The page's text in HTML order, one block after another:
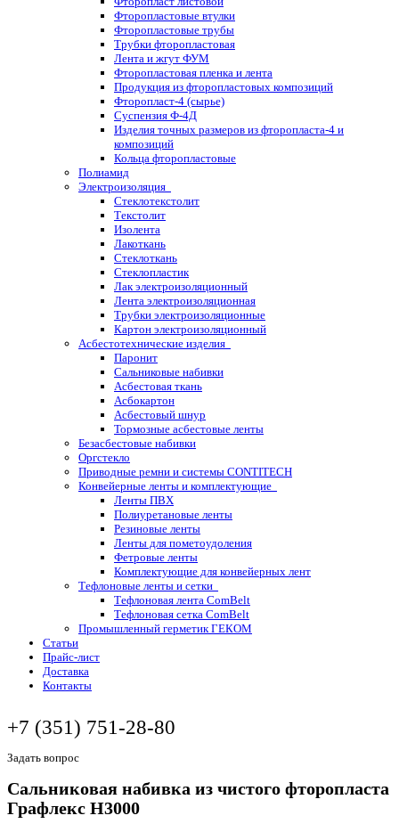
Фторопластовые втулки
Фторопластовые трубы
Трубки фторопластовая
Лента и жгут ФУМ
Фторопластовая пленка и лента
Продукция из фторопластовых композиций
Фторопласт-4 (сырье)
Суспензия Ф-4Д
Изделия точных размеров из фторопласта-4 и
композиций
Кольца фторопластовые
Полиамид
Электроизоляция
Стеклотекстолит
Текстолит
Изолента
Лакоткань
Стеклоткань
Стеклопластик
Лак электроизоляционный
Лента электроизоляционная
Трубки электроизоляционные
Картон электроизоляционный
Асбестотехнические изделия
Паронит
Сальниковые набивки
Асбестовая ткань
Асбокартон
Асбестовый шнур
Тормозные асбестовые ленты
Безасбестовые набивки
Оргстекло
Приводные ремни и системы CONTITECH
Конвейерные ленты и комплектующие
Ленты ПВХ
Полиуретановые ленты
Резиновые ленты
Ленты для пометоудоления
Фетровые ленты
Комплектующие для конвейерных лент
Тефлоновые ленты и сетки
Тефлоновая лента ComBelt
Тефлоновая сетка ComBelt
Промышленный герметик ГЕКОМ
Статьи
Прайс-лист
Доставка
Контакты
+7 (351) 751-28-80
Задать вопрос
Сальниковая набивка из чистого фторопласта
Графлекс Н3000